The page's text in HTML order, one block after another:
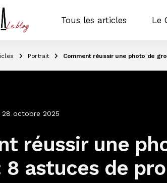
Tous les articles Le
Portrait Comment réussir une photo de
28 octobre 2025
réussir une
8 astuces de pro